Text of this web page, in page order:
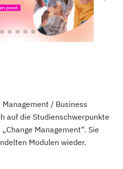
/ Business
auf die Studienschwerpunkte
Management“. Sie
Modulen wieder.